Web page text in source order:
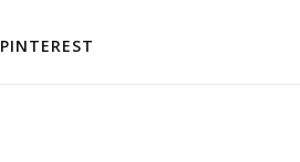
PINTEREST